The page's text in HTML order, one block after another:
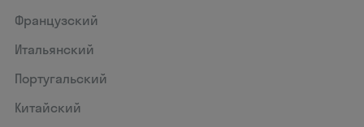
Французский
Итальянский
Португальский
Китайский